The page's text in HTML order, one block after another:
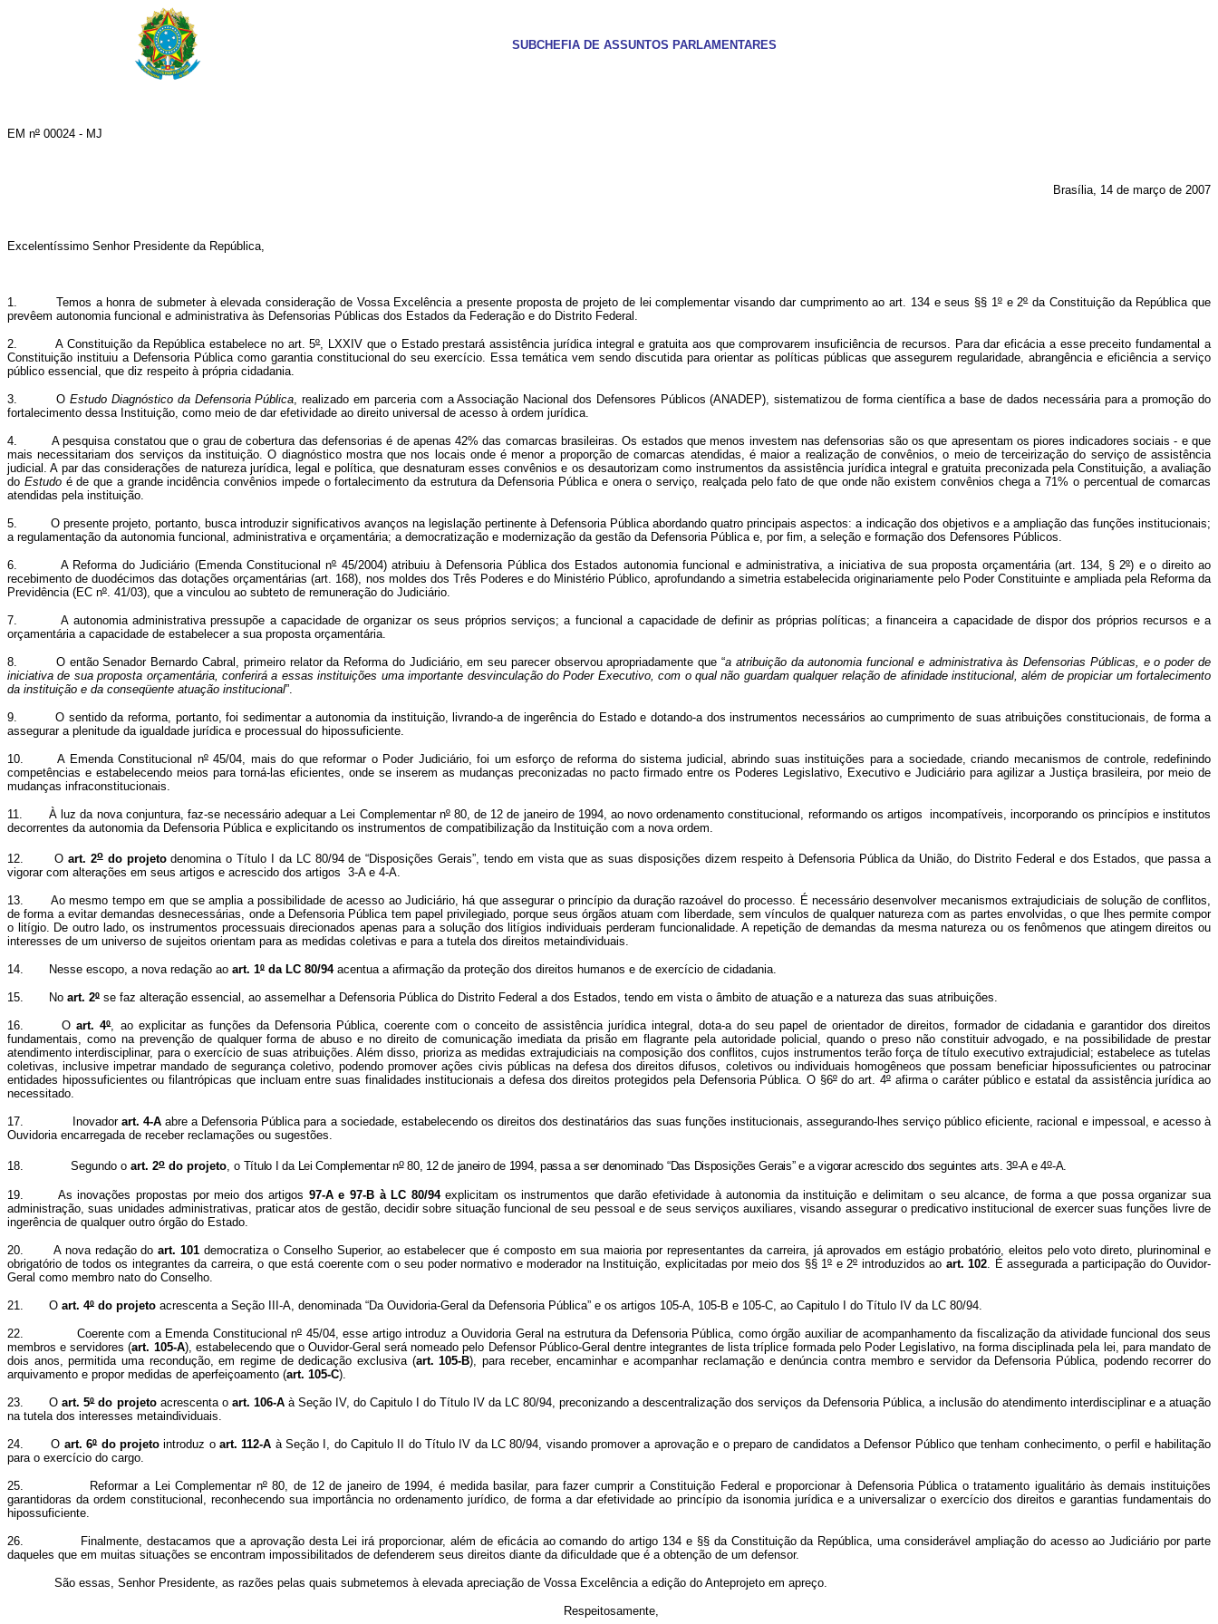
SUBCHEFIA DE ASSUNTOS PARLAMENTARES
EM nº 00024 - MJ
Brasília, 14 de março de 2007
Excelentíssimo Senhor Presidente da República,
1. Temos a honra de submeter à elevada consideração de Vossa Excelência a presente proposta de projeto de lei complementar visando dar cumprimento ao art. 134 e seus §§ 1ºe 2ºda Constituição da República que
prevêem autonomia funcional e administrativa às Defensorias Públicas dos Estados da Federação e do Distrito Federal.
2. A Constituição da República estabelece no art. 5º, LXXIV que o Estado prestará assistência jurídica integral e gratuita aos que comprovarem insuficiência de recursos. Para dar eficácia a esse preceito fundamental a
Constituição instituiu a Defensoria Pública como garantia constitucional do seu exercício. Essa temática vem sendo discutida para orientar as políticas públicas que assegurem regularidade, abrangência e eficiência a serviço
público essencial, que diz respeito à própria cidadania.
3. OEstudo Diagnóstico da Defensoria Pública, realizado em parceria com a Associação Nacional dos Defensores Públicos (ANADEP), sistematizou de forma científica a base de dados necessária para a promoção do
fortalecimento dessa Instituição, como meio de dar efetividade ao direito universal de acesso à ordem jurídica.
4. A pesquisa constatou que o grau de cobertura das defensorias é de apenas 42% das comarcas brasileiras. Os estados que menos investem nas defensorias são os que apresentam os piores indicadores sociais - e que
mais necessitariam dos serviços da instituição. O diagnóstico mostra que nos locais onde é menor a proporção de comarcas atendidas, é maior a realização de convênios, o meio de terceirização do serviço de assistência
judicial. A par das considerações de natureza jurídica, legal e política, que desnaturam esses convênios e os desautorizam como instrumentos da assistência jurídica integral e gratuita preconizada pela Constituição, a avaliação
do Estudoé de que a grande incidência convênios impede o fortalecimento da estrutura da Defensoria Pública e onera o serviço, realçada pelo fato de que onde não existem convênios chega a 71% o percentual de comarcas
atendidas pela instituição.
5. O presente projeto, portanto, busca introduzir significativos avanços na legislação pertinente à Defensoria Pública abordando quatro principais aspectos: a indicação dos objetivos e a ampliação das funções institucionais;
a regulamentação da autonomia funcional, administrativa e orçamentária; a democratização e modernização da gestão da Defensoria Pública e, por fim, a seleção e formação dos Defensores Públicos.
6. A Reforma do Judiciário (Emenda Constitucional nº45/2004) atribuiu à Defensoria Pública dos Estados autonomia funcional e administrativa, a iniciativa de sua proposta orçamentária (art. 134, § 2º) e o direito ao
recebimento de duodécimos das dotações orçamentárias (art. 168), nos moldes dos Três Poderes e do Ministério Público, aprofundando a simetria estabelecida originariamente pelo Poder Constituinte e ampliada pela Reforma da
Previdência (EC nº. 41/03), que a vinculou ao subteto de remuneração do Judiciário.
7. Aautonomia administrativa pressupõe a capacidade de organizar os seus próprios serviços; a funcional a capacidade de definir as próprias políticas; a financeira a capacidade de dispor dos próprios recursos e a
orçamentária a capacidade de estabelecer a sua proposta orçamentária.
8. O então Senador Bernardo Cabral, primeiro relator da Reforma do Judiciário, em seu parecer observou apropriadamente que “a atribuição da autonomia funcional e administrativa às Defensorias Públicas, e o poder de
iniciativa de sua proposta orçamentária, conferirá a essas instituições uma importante desvinculação do Poder Executivo, com o qual não guardam qualquer relação de afinidade institucional, além de propiciar um fortalecimento
da instituição e da conseqüente atuação institucional”.
9. O sentido da reforma, portanto, foi sedimentar a autonomia da instituição, livrando-a de ingerência do Estado e dotando-a dos instrumentos necessários ao cumprimento de suas atribuições constitucionais, de forma a
assegurar a plenitude da igualdade jurídica e processual do hipossuficiente.
10. A Emenda Constitucional nº45/04, mais do que reformar o Poder Judiciário, foi um esforço de reforma do sistema judicial, abrindo suas instituições para a sociedade, criando mecanismos de controle, redefinindo
competências e estabelecendo meios para torná-las eficientes, onde se inserem as mudanças preconizadas no pacto firmado entre os Poderes Legislativo, Executivo e Judiciário para agilizar a Justiça brasileira, por meio de
mudanças infraconstitucionais.
11. À luz da nova conjuntura, faz-se necessário adequar a Lei Complementar nº80, de 12 de janeiro de 1994, ao novo ordenamento constitucional, reformando os artigos incompatíveis, incorporando os princípios e institutos
decorrentes da autonomia da Defensoria Pública e explicitando os instrumentos de compatibilização da Instituição com a nova ordem.
12. O art. 2odo projetodenomina o Título I da LC 80/94 de “Disposições Gerais”, tendo em vista que as suas disposições dizem respeito à Defensoria Pública da União, do Distrito Federal e dos Estados, que passa a
vigorar com alterações em seus artigos e acrescido dos artigos 3-A e 4-A.
13. Ao mesmo tempo em que se amplia a possibilidade de acesso ao Judiciário, há que assegurar o princípio da duração razoável do processo. É necessário desenvolver mecanismos extrajudiciais de solução de conflitos,
de forma a evitar demandas desnecessárias, onde a Defensoria Pública tem papel privilegiado, porque seus órgãos atuam com liberdade, sem vínculos de qualquer natureza com as partes envolvidas, o que lhes permite compor
o litígio. De outro lado, os instrumentos processuais direcionados apenas para a solução dos litígios individuais perderam funcionalidade. A repetição de demandas da mesma natureza ou os fenômenos que atingem direitos ou
interesses de um universo de sujeitos orientam para as medidas coletivas e para a tutela dos direitos metaindividuais.
14. Nesse escopo, a nova redação ao art. 1º da LC 80/94acentua a afirmação da proteção dos direitos humanos e de exercício de cidadania.
15. No art. 2º se faz alteração essencial, ao assemelhar a Defensoria Pública do Distrito Federal a dos Estados, tendo em vista o âmbito de atuação e a natureza das suas atribuições.
16. Oart. 4º, ao explicitar as funções da Defensoria Pública, coerente com o conceito de assistência jurídica integral, dota-a do seu papel de orientador de direitos, formador de cidadania e garantidor dos direitos
fundamentais, como na prevenção de qualquer forma de abuso e no direito de comunicação imediata da prisão em flagrante pela autoridade policial, quando o preso não constituir advogado, e na possibilidade de prestar
atendimento interdisciplinar, para o exercício de suas atribuições. Além disso, prioriza as medidas extrajudiciais na composição dos conflitos, cujos instrumentos terão força de título executivo extrajudicial; estabelece as tutelas
coletivas, inclusive impetrar mandado de segurança coletivo, podendo promover ações civis públicas na defesa dos direitos difusos, coletivos ou individuais homogêneos que possam beneficiar hipossuficientes ou patrocinar
entidades hipossuficientes ou filantrópicas que incluam entre suas finalidades institucionais a defesa dos direitos protegidos pela Defensoria Pública. O §6ºdo art. 4ºafirma o caráter público e estatal da assistência jurídica ao
necessitado.
17. Inovador art. 4-Aabre a Defensoria Pública para a sociedade, estabelecendo os direitos dos destinatários das suas funções institucionais, assegurando-lhes serviço público eficiente, racional e impessoal, e acesso à
Ouvidoria encarregada de receber reclamações ou sugestões.
18. Segundo o art. 2o do projeto, o Título I da Lei Complementar no80, 12 de janeiro de 1994, passa a ser denominado “Das Disposições Gerais” e a vigorar acrescido dos seguintes arts. 3o-A e 4o-A.
19. As inovações propostas por meio dos artigos 97-A e 97-B à LC 80/94explicitam os instrumentos que darão efetividade à autonomia da instituição e delimitam o seu alcance, de forma a que possa organizar sua
administração, suas unidades administrativas, praticar atos de gestão, decidir sobre situação funcional de seu pessoal e de seus serviços auxiliares, visando assegurar o predicativo institucional de exercer suas funções livre de
ingerência de qualquer outro órgão do Estado.
20. A nova redação doart. 101 democratiza o Conselho Superior, ao estabelecer que é composto em sua maioria por representantes da carreira, já aprovados em estágio probatório, eleitos pelo voto direto, plurinominal e
obrigatório de todos os integrantes da carreira, o que está coerente com o seu poder normativo e moderador na Instituição, explicitadas por meio dos §§ 1ºe 2ºintroduzidos ao art. 102 . É assegurada a participação do Ouvidor-
Geral como membro nato do Conselho.
21. O art. 4º do projeto acrescenta a Seção III-A, denominada “Da Ouvidoria-Geral da Defensoria Pública” e os artigos 105-A, 105-B e 105-C, ao Capitulo I do Título IV da LC 80/94.
22. Coerente com a Emenda Constitucional nº 45/04, esse artigo introduz a Ouvidoria Geral na estrutura da Defensoria Pública, como órgão auxiliar de acompanhamento da fiscalização da atividade funcional dos seus
membros e servidores (art. 105-A), estabelecendo que o Ouvidor-Geral será nomeado pelo Defensor Público-Geral dentre integrantes de lista tríplice formada pelo Poder Legislativo, na forma disciplinada pela lei, para mandato de
dois anos, permitida uma recondução, em regime de dedicação exclusiva (art. 105-B), para receber, encaminhar e acompanhar reclamação e denúncia contra membro e servidor da Defensoria Pública, podendo recorrer do
arquivamento e propor medidas de aperfeiçoamento (art. 105-C).
23. Oart. 5ºdo projetoacrescenta o art. 106-Aà Seção IV, do Capitulo I do Título IV da LC 80/94, preconizando a descentralização dos serviços da Defensoria Pública, a inclusão do atendimento interdisciplinar e a atuação
na tutela dos interesses metaindividuais.
24. O art. 6ºdo projetointroduz o art. 112-A à Seção I, do Capitulo II do Título IV da LC 80/94, visando promover a aprovação e o preparo de candidatos a Defensor Público que tenham conhecimento, o perfil e habilitação
para o exercício do cargo.
25. Reformar a Lei Complementar nº80, de 12 de janeiro de 1994, é medida basilar, para fazer cumprir a Constituição Federal e proporcionar à Defensoria Pública o tratamento igualitário às demais instituições
garantidoras da ordem constitucional, reconhecendo sua importância no ordenamento jurídico, de forma a dar efetividade ao princípio da isonomia jurídica e a universalizar o exercício dos direitos e garantias fundamentais do
hipossuficiente.
26. Finalmente, destacamos que a aprovação desta Lei irá proporcionar, além de eficácia ao comando do artigo 134 e §§ da Constituição da República, uma considerável ampliação do acesso ao Judiciário por parte
daqueles que em muitas situações se encontram impossibilitados de defenderem seus direitos diante da dificuldade que é a obtenção de um defensor.
São essas, Senhor Presidente, as razões pelas quais submetemos à elevada apreciação de Vossa Excelência a edição do Anteprojeto em apreço.
Respeitosamente,